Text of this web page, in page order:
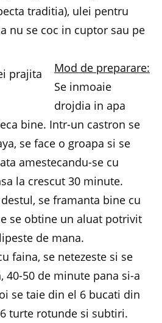
traditia), ulei pentru
nu se coc in cuptor sau pe
Mod de preparare:
Se inmoaie
drojdia in apa
bine. Intr-un castron se
se face o groapa si se
amestecandu-se cu
la crescut 30 minute.
se framanta bine cu
se obtine un aluat potrivit
de mana.
faina, se netezeste si se
40-50 de minute pana si-a
se taie din el 6 bucati din
turte rotunde si subtiri.